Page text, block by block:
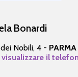
Bonardi
Nobili, 4 -
visualizzare il